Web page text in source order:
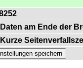
Daten am Ende der
Kurze